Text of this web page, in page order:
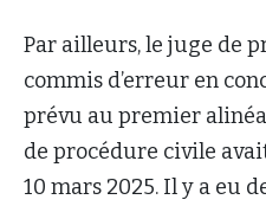
Par ailleurs, le juge de
commis d’erreur en
prévu au premier
de procédure civile
10 mars 2025. Il y a eu